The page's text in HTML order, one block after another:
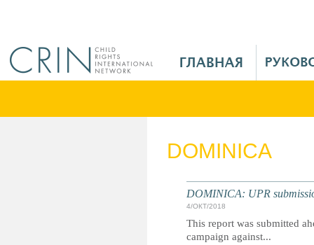
M
n
DOMINICA
DOMINICA: UPR
4/ОКТ/2018
This report was submitted
campaign against...